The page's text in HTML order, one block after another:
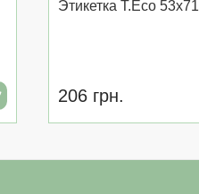
Этикетка T.Eco 53x71
206 грн.